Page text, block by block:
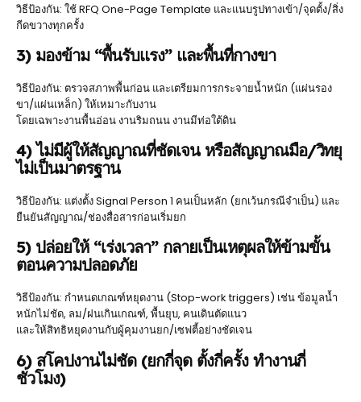
วิธีป้องกัน: ใช้ RFQ One-Page Template และแนบรูปทางเข้า/จุดตั้ง/สิ่ง
กีดขวางทุกครั้ง
3) มองข้าม “พื้นรับแรง” และพื้นที่กางขา
วิธีป้องกัน: ตรวจสภาพพื้นก่อน และเตรียมการกระจายน้ำหนัก (แผ่นรอง
ขา/แผ่นเหล็ก) ให้เหมาะกับงาน
โดยเฉพาะงานพื้นอ่อน งานริมถนน งานมีท่อใต้ดิน
4) ไม่มีผู้ให้สัญญาณที่ชัดเจน หรือสัญญาณมือ/วิทยุ
ไม่เป็นมาตรฐาน
วิธีป้องกัน: แต่งตั้ง Signal Person 1 คนเป็นหลัก (ยกเว้นกรณีจำเป็น) และ
ยืนยันสัญญาณ/ช่องสื่อสารก่อนเริ่มยก
5) ปล่อยให้ “เร่งเวลา” กลายเป็นเหตุผลให้ข้ามขั้น
ตอนความปลอดภัย
วิธีป้องกัน: กำหนดเกณฑ์หยุดงาน (Stop-work triggers) เช่น ข้อมูลน้ำ
หนักไม่ชัด, ลม/ฝนเกินเกณฑ์, พื้นยุบ, คนเดินตัดแนว
และให้สิทธิหยุดงานกับผู้คุมงานยก/เซฟตี้อย่างชัดเจน
6) สโคปงานไม่ชัด (ยกกี่จุด ตั้งกี่ครั้ง ทำงานกี่
ชั่วโมง)